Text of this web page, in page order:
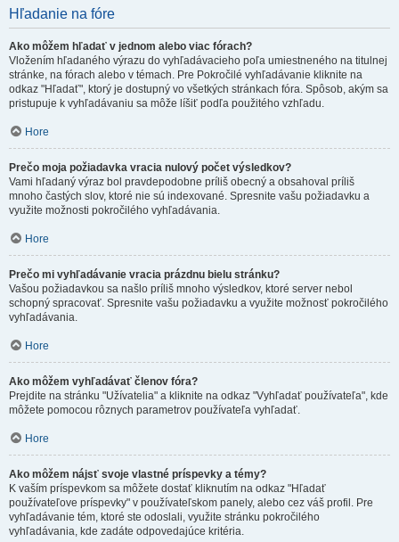
Hľadanie na fóre
Ako môžem hľadať v jednom alebo viac fórach?
Vložením hľadaného výrazu do vyhľadávacieho poľa umiestneného na titulnej
stránke, na fórach alebo v témach. Pre Pokročilé vyhľadávanie kliknite na
odkaz "Hľadať", ktorý je dostupný vo všetkých stránkach fóra. Spôsob, akým sa
pristupuje k vyhľadávaniu sa môže líšiť podľa použitého vzhľadu.
Hore
Prečo moja požiadavka vracia nulový počet výsledkov?
Vami hľadaný výraz bol pravdepodobne príliš obecný a obsahoval príliš
mnoho častých slov, ktoré nie sú indexované. Spresnite vašu požiadavku a
využite možnosti pokročilého vyhľadávania.
Hore
Prečo mi vyhľadávanie vracia prázdnu bielu stránku?
Vašou požiadavkou sa našlo príliš mnoho výsledkov, ktoré server nebol
schopný spracovať. Spresnite vašu požiadavku a využite možnosť pokročilého
vyhľadávania.
Hore
Ako môžem vyhľadávať členov fóra?
Prejdite na stránku "Užívatelia" a kliknite na odkaz "Vyhľadať používateľa", kde
môžete pomocou rôznych parametrov používateľa vyhľadať.
Hore
Ako môžem nájsť svoje vlastné príspevky a témy?
K vaším príspevkom sa môžete dostať kliknutím na odkaz "Hľadať
používateľove príspevky" v používateľskom panely, alebo cez váš profil. Pre
vyhľadávanie tém, ktoré ste odoslali, využite stránku pokročilého
vyhľadávania, kde zadáte odpovedajúce kritéria.